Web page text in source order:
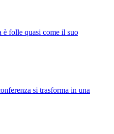
è folle quasi come il suo
si trasforma in una